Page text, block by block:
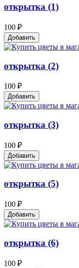
открытка (1)
100 ₽
Добавить
открытка (2)
100 ₽
Добавить
открытка (3)
100 ₽
Добавить
открытка (5)
100 ₽
Добавить
открытка (6)
100 ₽